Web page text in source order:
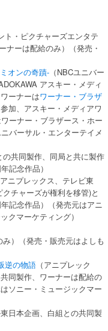
ト・ピクチャーズエンタテ
ーは配給のみ）（発売・
オンの奇蹟- （NBCユニバー
アスキー・メディ
ーナーはワーナー・ブラザ
加、アスキー・メディアワ
ーナー・ブラザース・ホー
バーサル・エンターテイメ
の共同製作、同局と共に製作
記念作品）
アニプレックス、テレビ東
チャーズが権利を移管)と
記念作品）（発売元はアニ
クマーケティング）
み）（発売・販売元はよしも
逆の物語 （アニプレック
同製作、ワーナーは配給の
ソニー・ミュージックマー
東日本企画、白組との共同製